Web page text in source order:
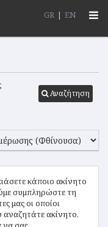
GR | EN
Αναζήτηση
κάποιο ακίνητο
συμπληρώστε τη
μας οι οποίοι
αναζητάτε ακίνητο,